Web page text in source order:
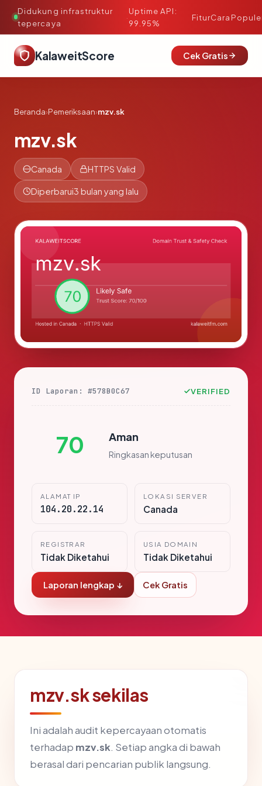
Didukung infrastruktur
tepercaya
·
Uptime API:
99.95%
FiturCara
KalaweitScore Cek Gratis
Beranda›Pemeriksaan›mzv.sk
mzv.sk
Canada HTTPS Valid
Diperbarui3 bulan yang lalu
ID Laporan: #578B0C67 VERIFIED
70 Aman
Ringkasan keputusan
ALAMAT IP
104.20.22.14
LOKASI SERVER
Canada
REGISTRAR
Tidak Diketahui
USIA DOMAIN
Tidak Diketahui
Laporan lengkap ↓ Cek Gratis
mzv.sk sekilas
Ini adalah audit kepercayaan otomatis
terhadap mzv.sk. Setiap angka di bawah
berasal dari pencarian publik langsung.